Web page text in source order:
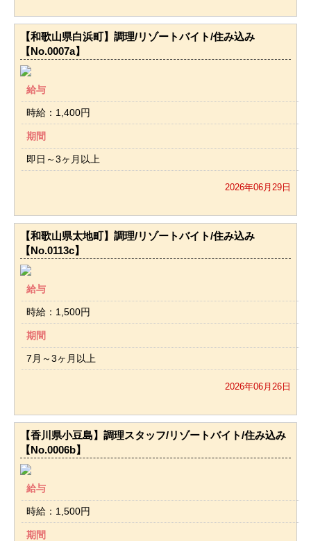
【和歌山県白浜町】調理/リゾートバイト/住み込み
【No.0007a】
給与
時給：1,400円
期間
即日～3ヶ月以上
2026年06月29日
【和歌山県太地町】調理/リゾートバイト/住み込み
【No.0113c】
給与
時給：1,500円
期間
7月～3ヶ月以上
2026年06月26日
【香川県小豆島】調理スタッフ/リゾートバイト/住み込み
【No.0006b】
給与
時給：1,500円
期間